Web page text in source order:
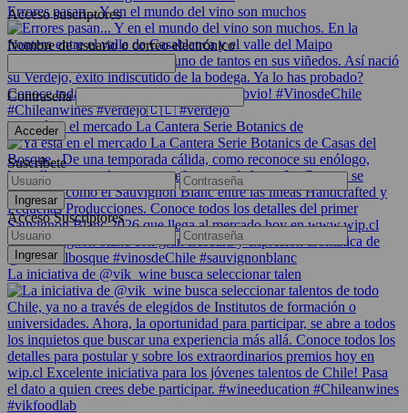
Errores pasan... Y en el mundo del vino son muchos
Ya está en el mercado La Cantera Serie Botanics de
La iniciativa de @vik_wine busca seleccionar talen
Acceso suscriptores
Nombre de usuario o correo electrónico
Contraseña
Suscríbete
Acceso Suscriptores